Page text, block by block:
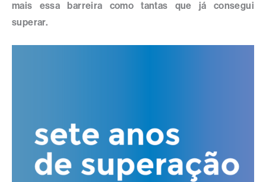
mais essa barreira como tantas que já consegui
superar.